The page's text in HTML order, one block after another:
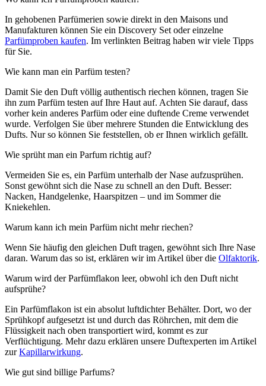
In gehobenen Parfümerien sowie direkt in den Maisons und
Manufakturen können Sie ein Discovery Set oder einzelne
Parfümproben kaufen. Im verlinkten Beitrag haben wir viele Tipps
für Sie.
Wie kann man ein Parfüm testen?
Damit Sie den Duft völlig authentisch riechen können, tragen Sie
ihn zum Parfüm testen auf Ihre Haut auf. Achten Sie darauf, dass
vorher kein anderes Parfüm oder eine duftende Creme verwendet
wurde. Verfolgen Sie über mehrere Stunden die Entwicklung des
Dufts. Nur so können Sie feststellen, ob er Ihnen wirklich gefällt.
Wie sprüht man ein Parfum richtig auf?
Vermeiden Sie es, ein Parfüm unterhalb der Nase aufzusprühen.
Sonst gewöhnt sich die Nase zu schnell an den Duft. Besser:
Nacken, Handgelenke, Haarspitzen – und im Sommer die
Kniekehlen.
Warum kann ich mein Parfüm nicht mehr riechen?
Wenn Sie häufig den gleichen Duft tragen, gewöhnt sich Ihre Nase
daran. Warum das so ist, erklären wir im Artikel über die Olfaktorik.
Warum wird der Parfümflakon leer, obwohl ich den Duft nicht
aufsprühe?
Ein Parfümflakon ist ein absolut luftdichter Behälter. Dort, wo der
Sprühkopf aufgesetzt ist und durch das Röhrchen, mit dem die
Flüssigkeit nach oben transportiert wird, kommt es zur
Verflüchtigung. Mehr dazu erklären unsere Duftexperten im Artikel
zurKapillarwirkung.
Wie gut sind billige Parfums?